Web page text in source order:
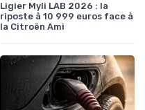
Ligier Myli LAB 2026 : la
riposte à 10 999 euros face à
la Citroën Ami